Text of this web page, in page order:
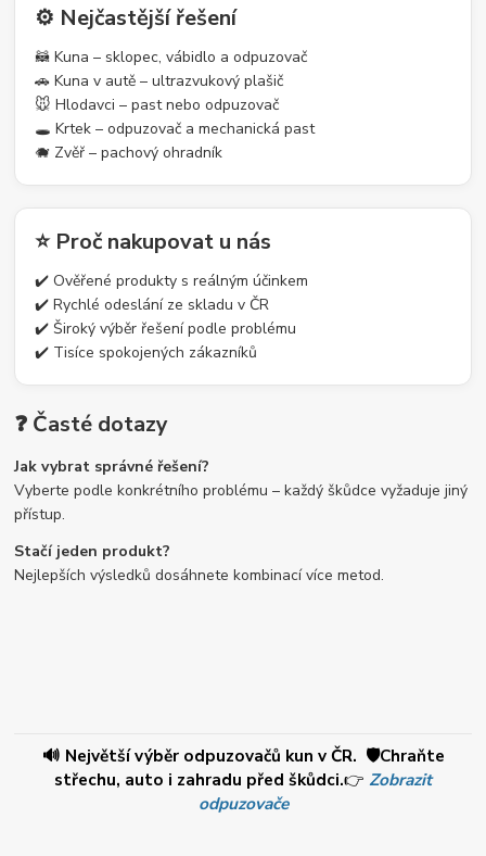
⚙️ Nejčastější řešení
🦝 Kuna – sklopec, vábidlo a odpuzovač
🚗 Kuna v autě – ultrazvukový plašič
🐭 Hlodavci – past nebo odpuzovač
🕳️ Krtek – odpuzovač a mechanická past
🐗 Zvěř – pachový ohradník
⭐ Proč nakupovat u nás
✔️ Ověřené produkty s reálným účinkem
✔️ Rychlé odeslání ze skladu v ČR
✔️ Široký výběr řešení podle problému
✔️ Tisíce spokojených zákazníků
❓ Časté dotazy
Jak vybrat správné řešení?
Vyberte podle konkrétního problému – každý škůdce vyžaduje jiný
přístup.
Stačí jeden produkt?
Nejlepších výsledků dosáhnete kombinací více metod.
🔊 Největší výběr odpuzovačů kun v ČR. 🛡️Chraňte
střechu, auto i zahradu před škůdci.👉 Zobrazit
odpuzovače